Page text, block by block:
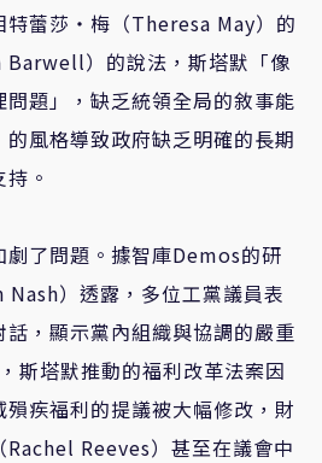
蕾莎・梅（Theresa May）的
Barwell）的說法，斯塔默「像
題」，缺乏統領全局的敘事能
風格導致政府缺乏明確的長期
。
劇了問題。據智庫Demos的研
）透露，多位工黨議員表
，顯示黨內組織與協調的嚴重
斯塔默推動的福利改革法案因
疾福利的提議被大幅修改，財
Reeves）甚至在議會中